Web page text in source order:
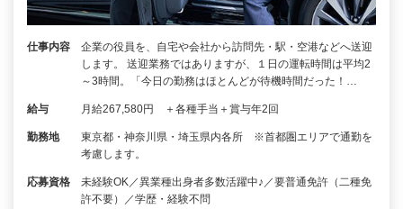
仕事内容
企業の役員を、自宅や会社から訪問先・駅・空港などへ送迎
します。 送迎業務ではありますが、１日の運転時間は平均2
～3時間。「今日の勤務はほとんどが待機時間だった！…
給与 月給267,580円 ＋各種手当＋賞与年2回
勤務地
東京都・神奈川県・埼玉県内各所 ※首都圏エリアで通勤を
考慮します。
応募資格
未経験OK／異業種出身者多数活躍中♪／要普通免許（二種免
許不要）／学歴・経験不問